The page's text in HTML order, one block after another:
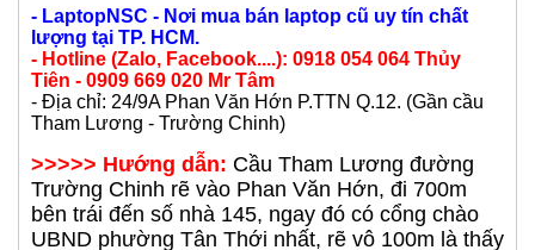
- LaptopNSC - Nơi mua bán laptop cũ uy tín chất
lượng tại TP. HCM.
- Hotline (Zalo, Facebook....): 0918 054 064 Thủy
Tiên - 0909 669 020 Mr Tâm
- Địa chỉ: 24/9A Phan Văn Hớn P.TTN Q.12. (Gần cầu
Tham Lương - Trường Chinh)
>>>>> Hướng dẫn: Cầu Tham Lương đường
Trường Chinh rẽ vào Phan Văn Hớn, đi 700m
bên trái đến số nhà 145, ngay đó có cổng chào
UBND phường Tân Thới nhất, rẽ vô 100m là thấy